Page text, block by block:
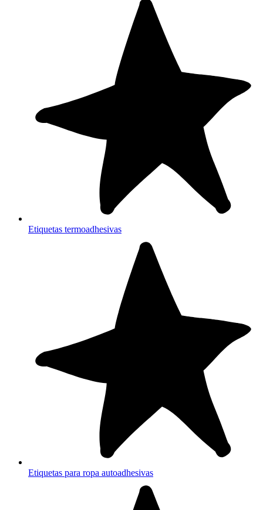
Etiquetas termoadhesivas
Etiquetas para ropa autoadhesivas